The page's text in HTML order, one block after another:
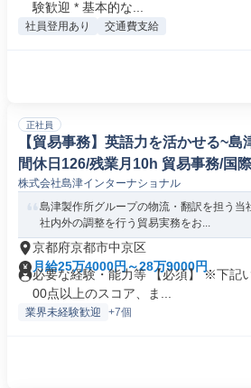
験歓迎 * 基本的な...
社員登用あり 交通費支給
正社員
【貿易事務】英語力を活かせる~
間休日126/残業月10h 貿易事務/国
株式会社島津インターナショナル
島津製作所グループの物流・翻訳を担う当
社内外の調整を行う貿易実務をお...
京都府京都市中京区
月給25万4000円～28万9000円
必要な経験・能力等 【必須】 ※下記
00点以上のスコア、ま...
業界未経験歓迎 +7個